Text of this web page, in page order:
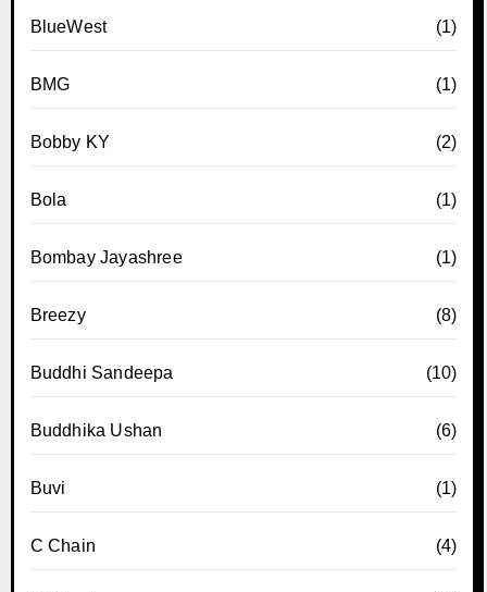
BlueWest (1)
BMG (1)
Bobby KY (2)
Bola (1)
Bombay Jayashree (1)
Breezy (8)
Buddhi Sandeepa (10)
Buddhika Ushan (6)
Buvi (1)
C Chain (4)